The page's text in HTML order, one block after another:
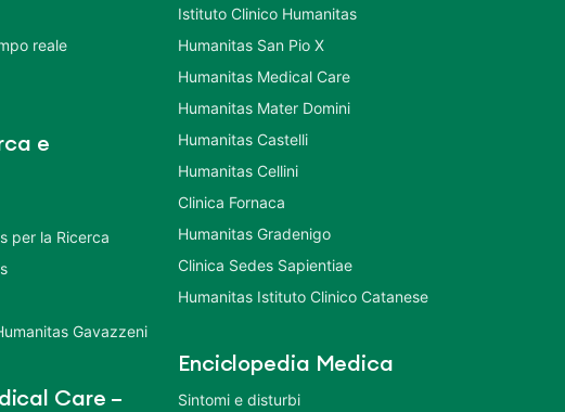
reale
e
per la Ricerca
Gavazzeni
Care –
Istituto Clinico Humanitas
Humanitas San Pio X
Humanitas Medical Care
Humanitas Mater Domini
Humanitas Castelli
Humanitas Cellini
Clinica Fornaca
Humanitas Gradenigo
Clinica Sedes Sapientiae
Humanitas Istituto Clinico Catanese
Enciclopedia Medica
Sintomi e disturbi